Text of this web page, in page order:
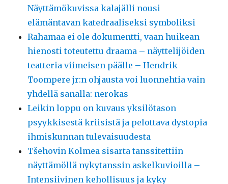
Näyttämökuvissa kalajälli nousi
elämäntavan katedraaliseksi symboliksi
Rahamaa ei ole dokumentti, vaan huikean
hienosti toteutettu draama – näyttelijöiden
teatteria viimeisen päälle – Hendrik
Toompere jr:n ohjausta voi luonnehtia vain
yhdellä sanalla: nerokas
Leikin loppu on kuvaus yksilötason
psyykkisestä kriisistä ja pelottava dystopia
ihmiskunnan tulevaisuudesta
Tšehovin Kolmea sisarta tanssitettiin
näyttämöllä nykytanssin askelkuvioilla –
Intensiivinen kehollisuus ja kyky